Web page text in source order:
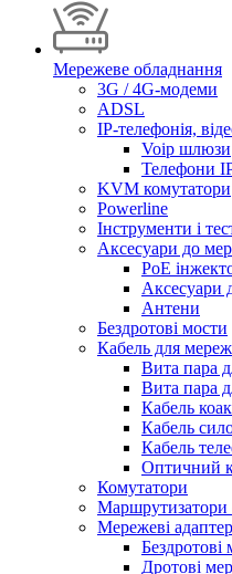
Мережеве обладнання
3G / 4G-модеми
ADSL
IP-телефонія,
Voip шлюзи
Телефони
KVM комутатори
Powerline
Інструменти і
Аксесуари до
PoE
Аксесуари
Антени
Бездротові мости
Кабель для мереж
Вита пара
Вита пара
Кабель
Кабель
Кабель
Оптичний
Комутатори
Маршрутизатори
Мережеві
Бездротові
Дротові